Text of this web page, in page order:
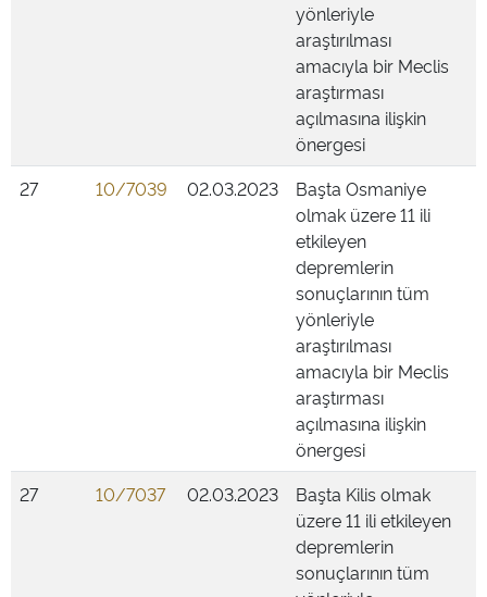
yönleriyle
araştırılması
amacıyla bir Meclis
araştırması
açılmasına ilişkin
önergesi
27
10/7039 02.03.2023
Başta Osmaniye
olmak üzere 11 ili
etkileyen
depremlerin
sonuçlarının tüm
yönleriyle
araştırılması
amacıyla bir Meclis
araştırması
açılmasına ilişkin
önergesi
27
10/7037 02.03.2023
Başta Kilis olmak
üzere 11 ili etkileyen
depremlerin
sonuçlarının tüm